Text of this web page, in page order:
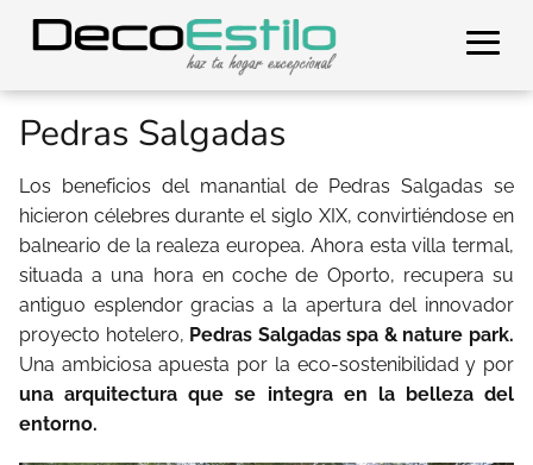
Pedras Salgadas
Los beneficios del manantial de Pedras Salgadas se
hicieron célebres durante el siglo XIX, convirtiéndose en
balneario de la realeza europea. Ahora esta villa termal,
situada a una hora en coche de Oporto, recupera su
antiguo esplendor gracias a la apertura del innovador
proyecto hotelero, Pedras Salgadas spa & nature park.
Una ambiciosa apuesta por la eco-sostenibilidad y por
una arquitectura que se integra en la belleza del
entorno.